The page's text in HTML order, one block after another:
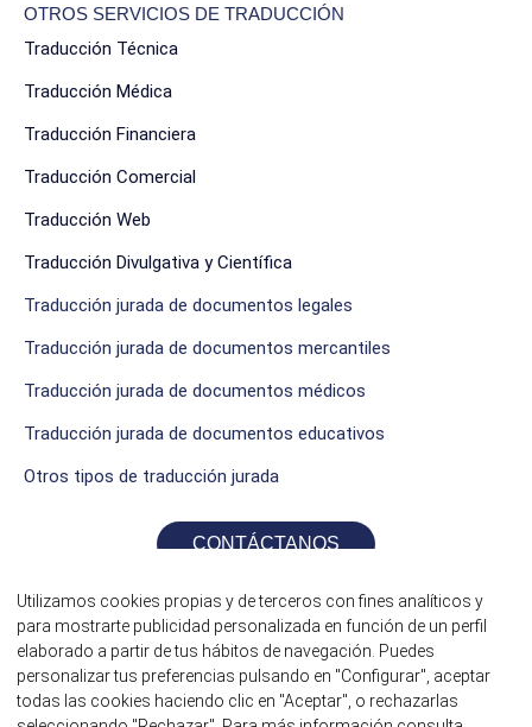
OTROS SERVICIOS DE TRADUCCIÓN
Traducción Técnica
Traducción Médica
Traducción Financiera
Traducción Comercial
Traducción Web
Traducción Divulgativa y Científica
Traducción jurada de documentos legales
Traducción jurada de documentos mercantiles
Traducción jurada de documentos médicos
Traducción jurada de documentos educativos
Otros tipos de traducción jurada
CONTÁCTANOS
Utilizamos cookies propias y de terceros con fines analíticos y
para mostrarte publicidad personalizada en función de un perfil
elaborado a partir de tus hábitos de navegación. Puedes
personalizar tus preferencias pulsando en "Configurar", aceptar
todas las cookies haciendo clic en "Aceptar", o rechazarlas